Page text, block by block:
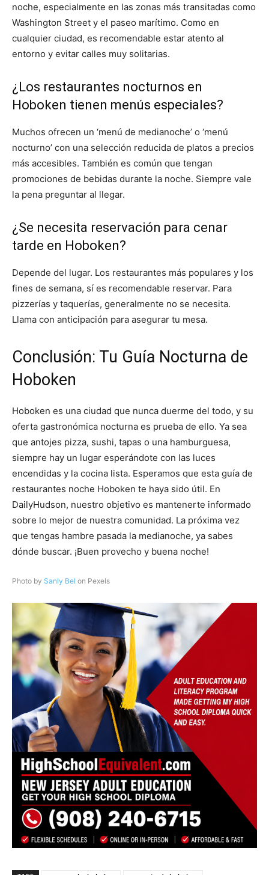
noche, especialmente en las zonas más transitadas como
Washington Street y el paseo marítimo. Como en
cualquier ciudad, es recomendable estar atento al
entorno y evitar calles muy solitarias.
¿Los restaurantes nocturnos en
Hoboken tienen menús especiales?
Muchos ofrecen un ‘menú de medianoche’ o ‘menú
nocturno’ con una selección reducida de platos a precios
más accesibles. También es común que tengan
promociones de bebidas durante la noche. Siempre vale
la pena preguntar al llegar.
¿Se necesita reservación para cenar
tarde en Hoboken?
Depende del lugar. Los restaurantes más populares y los
fines de semana, sí es recomendable reservar. Para
pizzerías y taquerías, generalmente no se necesita.
Llama con anticipación para asegurar tu mesa.
Conclusión: Tu Guía Nocturna de
Hoboken
Hoboken es una ciudad que nunca duerme del todo, y su
oferta gastronómica nocturna es prueba de ello. Ya sea
que antojes pizza, sushi, tapas o una hamburguesa,
siempre hay un lugar esperándote con las luces
encendidas y la cocina lista. Esperamos que esta guía de
restaurantes noche Hoboken te haya sido útil. En
DailyHudson, nuestro objetivo es mantenerte informado
sobre lo mejor de nuestra comunidad. La próxima vez
que tengas hambre pasada la medianoche, ya sabes
dónde buscar. ¡Buen provecho y buena noche!
Photo by Sanly Bel on Pexels